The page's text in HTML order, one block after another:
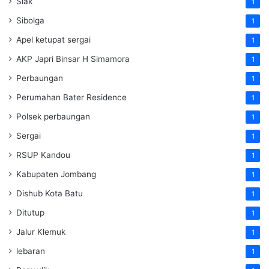
1
Sibolga 1
Apel ketupat sergai 1
AKP Japri Binsar H Simamora 1
Perbaungan 1
Perumahan Bater Residence 1
Polsek perbaungan 1
Sergai 1
RSUP Kandou 1
Kabupaten Jombang 1
Dishub Kota Batu 1
Ditutup 1
Jalur Klemuk 1
lebaran 1